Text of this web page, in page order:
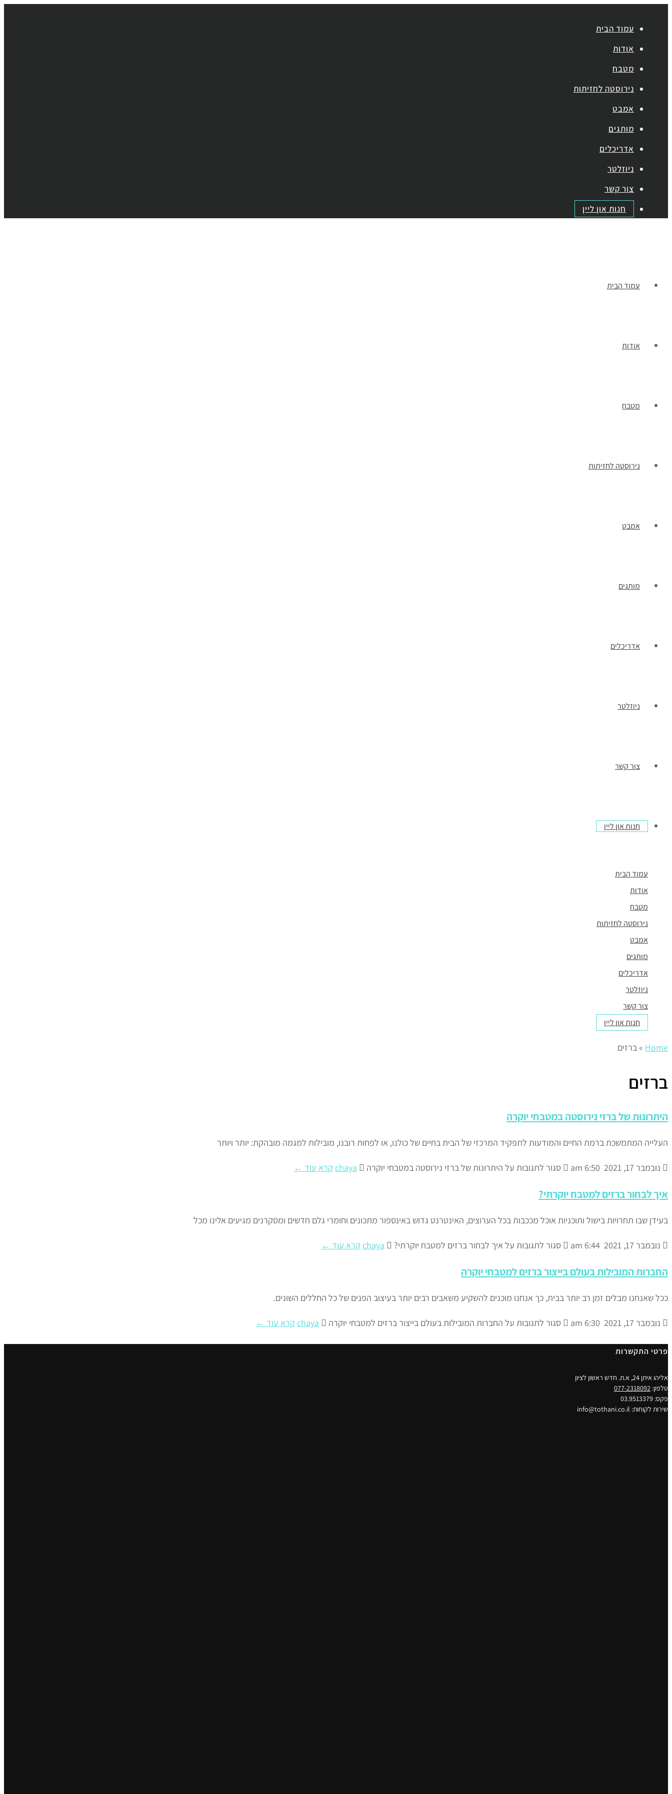
עמוד הבית
אודות
מטבח
נירוסטה לחזיתות
אמבט
מותגים
אדריכלים
ניוזלטר
צור קשר
חנות און ליין
עמוד הבית
אודות
מטבח
נירוסטה לחזיתות
אמבט
מותגים
אדריכלים
ניוזלטר
צור קשר
חנות און ליין
עמוד הבית
אודות
מטבח
נירוסטה לחזיתות
אמבט
מותגים
אדריכלים
ניוזלטר
צור קשר
חנות און ליין
Home
»ברזים
ברזים
היתרונות של ברזי נירוסטה במטבחי יוקרה
העלייה המתמשכת ברמת החיים והמודעות לתפקיד המרכזי של הבית בחיים של כולנו, או לפחות רובנו, מובילות למגמה מובהקת: יותר ויותר
נובמבר 17, 2021 סגור לתגובות על היתרונות של ברזי נירוסטה במטבחי יוקרה chaya קרא עוד ←
איך לבחור ברזים למטבח יוקרתי?
בעידן שבו תחרויות בישול ותוכניות אוכל מככבות בכל הערוצים, האינטרנט גדוש באינספור מתכונים וחומרי גלם חדשים ומסקרנים מגיעים אלינו מכל
נובמבר 17, 2021 סגור לתגובות על איך לבחור ברזים למטבח יוקרתי? chaya קרא עוד ←
החברות המובילות בעולם בייצור ברזים למטבחי יוקרה
ככל שאנחנו מבלים זמן רב יותר בבית, כך אנחנו מוכנים להשקיע משאבים רבים יותר בעיצוב הפנים של כל החללים השונים.
נובמבר 17, 2021 סגור לתגובות על החברות המובילות בעולם בייצור ברזים למטבחי יוקרה chaya קרא עוד ←
פרטי התקשרות
אליהו איתן 24, א.ת. חדש ראשון לציון
טלפון: 077-2318092
פקס: 03.9513379
שירות לקוחות: info@tothani.co.il